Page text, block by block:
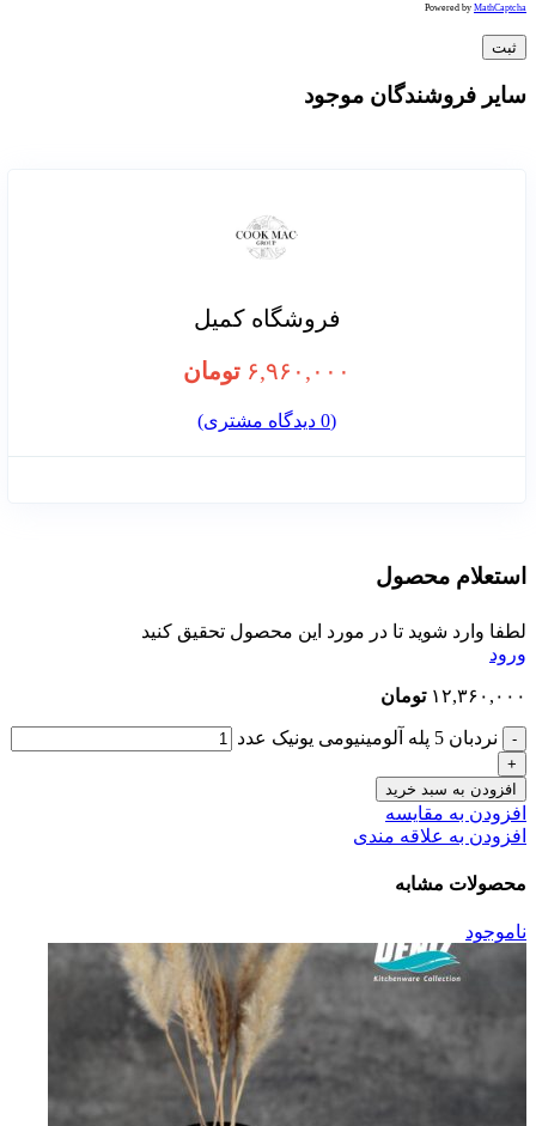
Powered by MathCaptcha
سایر فروشندگان موجود
فروشگاه کمیل
۶,۹۶۰,۰۰۰ تومان
(
0 دیدگاه مشتری)
استعلام محصول
لطفا وارد شوید تا در مورد این محصول تحقیق کنید
ورود
۱۲,۳۶۰,۰۰۰ تومان
نردبان 5 پله آلومینیومی یونیک عدد
افزودن به سبد خرید
افزودن به مقایسه
افزودن به علاقه مندی
محصولات مشابه
ناموجود